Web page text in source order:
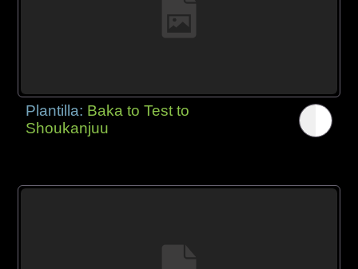
Plantilla: Baka to Test to
Shoukanjuu